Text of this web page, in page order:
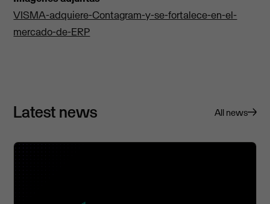
VISMA-adquiere-Contagram-y-se-fortalece-en-el-
mercado-de-ERP
Latest news All news